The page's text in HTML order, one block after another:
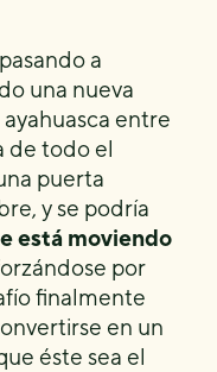
a
una nueva
entre
de todo el
puerta
y se podría
está moviendo
por
finalmente
en un
éste sea el